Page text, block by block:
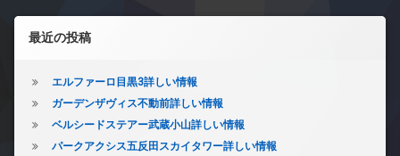
左サイドバー
最近の投稿
エルファーロ目黒3詳しい情報
ガーデンザヴィス不動前詳しい情報
ベルシードステアー武蔵小山詳しい情報
パークアクシス五反田スカイタワー詳しい情報